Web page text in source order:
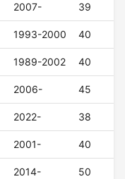
2007- 39
1993-2000 40
1989-2002 40
2006- 45
2022- 38
2001- 40
2014- 50